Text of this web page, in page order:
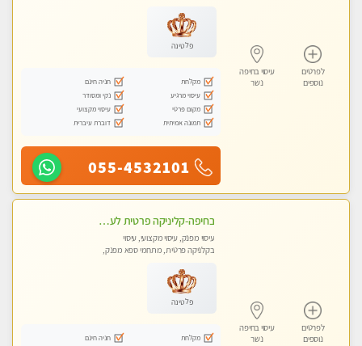
לפרטים
נוספים
עיסוי בחיפה
נשר
פלטינה
מקלחת
חניה חינם
עיסוי מרגיע
נקי ומסודר
מקום פרטי
עיסוי מקצועי
תמונה אמיתית
דוברת עיברית
055-4532101
לפרטים
נוספים
עיסוי בחיפה
נשר
בחיפה-קליניקה פרטית לעיסוי מקצועי ואלטרנטיבי ברמה גבוהה VIP תתקשר ..... highly recommended..new in the city
עיסוי מפנק, עיסוי מקצועי, עיסוי
בקלניקה פרטית, מתחמי ספא מפנק,
פלטינה
מקלחת
חניה חינם